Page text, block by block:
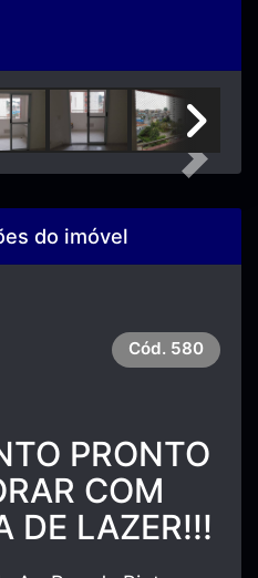
Next
do imóvel
Cód. 580
PRONTO
COM
DE LAZER!!!